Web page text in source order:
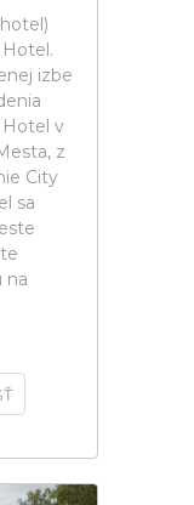
izbe
v
z
City
sa
na